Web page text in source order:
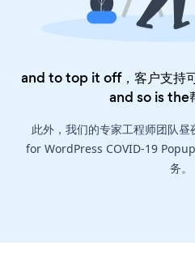
and to top it off，客户支持
and so is the
此外，我们的专家工程师团队
for WordPress COVID-19
务。